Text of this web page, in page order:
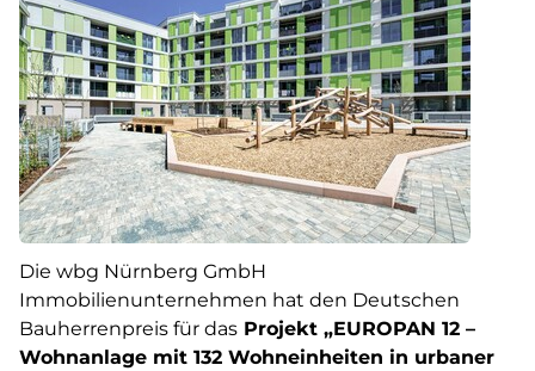
Die wbg Nürnberg GmbH
Immobilienunternehmen hat den Deutschen
Bauherrenpreis für das Projekt „EUROPAN 12 –
Wohnanlage mit 132 Wohneinheiten in urbaner